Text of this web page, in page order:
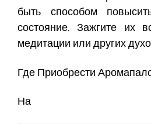
быть способом
состояние. Зажгите их
медитации или других
ГдеПриобрести
На